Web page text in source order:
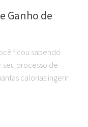
Ganho de
ficou sabendo
processo de
calorias ingerir